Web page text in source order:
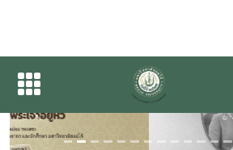
Previous